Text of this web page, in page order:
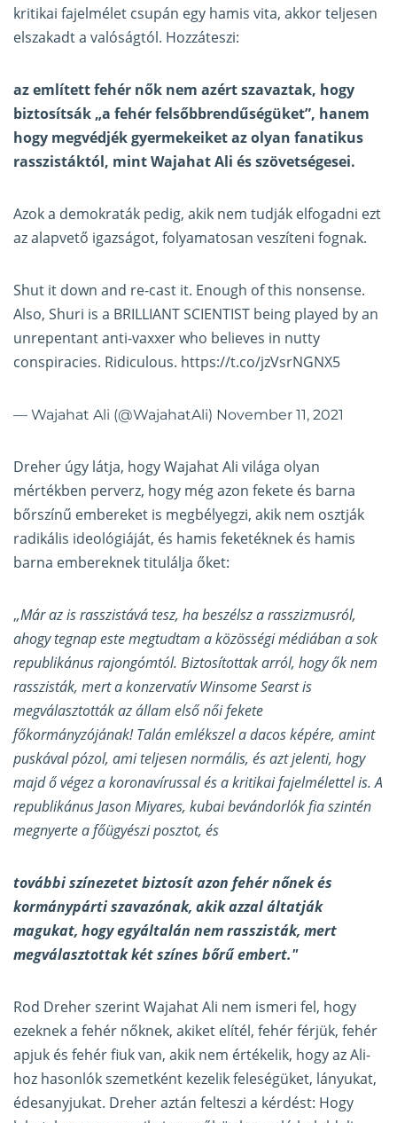
kritikai fajelmélet csupán egy hamis vita, akkor teljesen
elszakadt a valóságtól. Hozzáteszi:
az említett fehér nők nem azért szavaztak, hogy
biztosítsák „a fehér felsőbbrendűségüket”, hanem
hogy megvédjék gyermekeiket az olyan fanatikus
rasszistáktól, mint Wajahat Ali és szövetségesei.
Azok a demokraták pedig, akik nem tudják elfogadni ezt
az alapvető igazságot, folyamatosan veszíteni fognak.
Shut it down and re-cast it. Enough of this nonsense.
Also, Shuri is a BRILLIANT SCIENTIST being played by an
unrepentant anti-vaxxer who believes in nutty
conspiracies. Ridiculous. https://t.co/jzVsrNGNX5
— Wajahat Ali (@WajahatAli) November 11, 2021
Dreher úgy látja, hogy Wajahat Ali világa olyan
mértékben perverz, hogy még azon fekete és barna
bőrszínű embereket is megbélyegzi, akik nem osztják
radikális ideológiáját, és hamis feketéknek és hamis
barna embereknek titulálja őket:
,,Már az is rasszistává tesz, ha beszélsz a rasszizmusról,
ahogy tegnap este megtudtam a közösségi médiában a sok
republikánus rajongómtól. Biztosítottak arról, hogy ők nem
rasszisták, mert a konzervatív Winsome Searst is
megválasztották az állam első női fekete
főkormányzójának! Talán emlékszel a dacos képére, amint
puskával pózol, ami teljesen normális, és azt jelenti, hogy
majd ő végez a koronavírussal és a kritikai fajelmélettel is. A
republikánus Jason Miyares, kubai bevándorlók fia szintén
megnyerte a főügyészi posztot, és
további színezetet biztosít azon fehér nőnek és
kormánypárti szavazónak, akik azzal áltatják
magukat, hogy egyáltalán nem rasszisták, mert
megválasztottak két színes bőrű embert."
Rod Dreher szerint Wajahat Ali nem ismeri fel, hogy
ezeknek a fehér nőknek, akiket elítél, fehér férjük, fehér
apjuk és fehér fiuk van, akik nem értékelik, hogy az Ali-
hoz hasonlók szemetként kezelik feleségüket, lányukat,
édesanyjukat. Dreher aztán felteszi a kérdést: Hogy